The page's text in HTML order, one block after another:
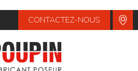
CONTACTEZ-NOUS